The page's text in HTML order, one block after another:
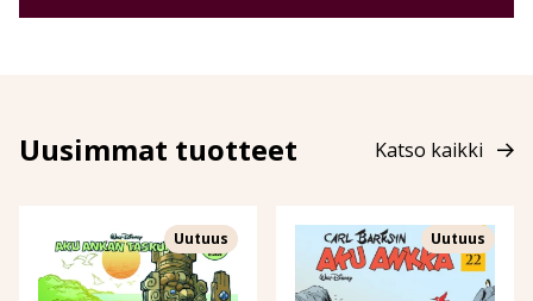
Uusimmat tuotteet Katso kaikki
Uutuus Uutuus